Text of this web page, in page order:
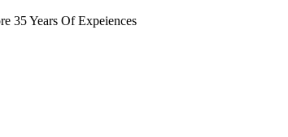
35 Years Of Expeiences